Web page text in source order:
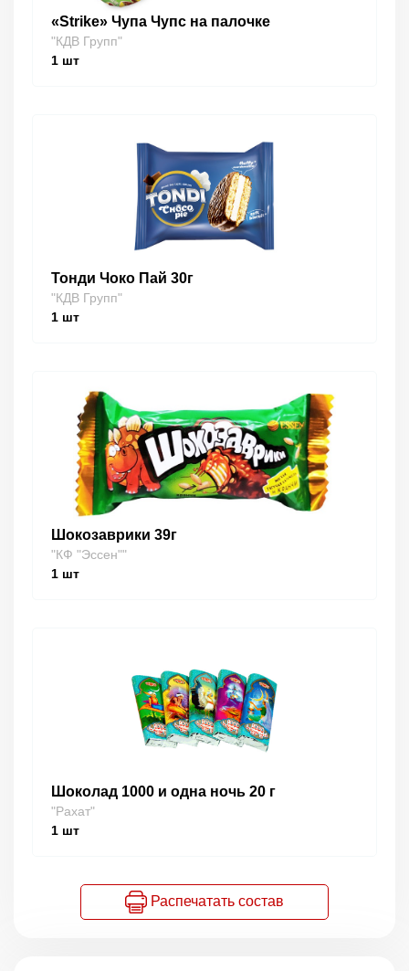
«Strike» Чупа Чупс на палочке
"КДВ Групп"
1 шт
Тонди Чоко Пай 30г
"КДВ Групп"
1 шт
Шокозаврики 39г
"КФ "Эссен""
1 шт
Шоколад 1000 и одна ночь 20 г
"Рахат"
1 шт
Распечатать состав